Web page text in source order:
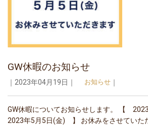
GW休暇のお知らせ
｜2023年04月19日｜ お知らせ ｜
GW休暇についてお知らせします。 【
2023年5月5日(金) 】 お休みをさせていた